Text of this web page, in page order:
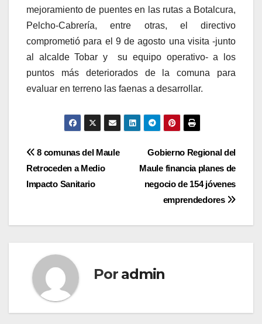
mejoramiento de puentes en las rutas a Botalcura,
Pelcho-Cabrería, entre otras, el directivo
comprometió para el 9 de agosto una visita -junto
al alcalde Tobar y su equipo operativo- a los
puntos más deteriorados de la comuna para
evaluar en terreno las faenas a desarrollar.
Navegación
de
Gobierno Regional del
Maule financia planes de
negocio de 154 jóvenes
emprendedores
8 comunas del Maule
Retroceden a Medio
Impacto Sanitario
Por admin